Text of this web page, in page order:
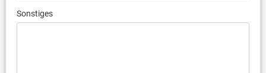
Sonstiges